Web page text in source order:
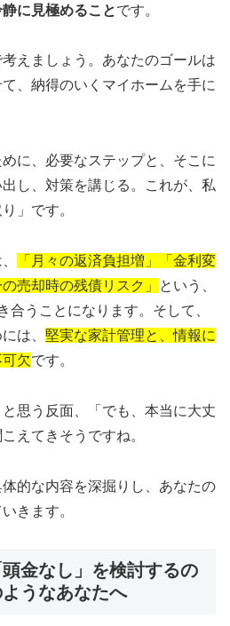
に見極めることです。
考えましょう。あなたのゴールは
て、納得のいくマイホームを手に
に、必要なステップと、そこに
し、対策を講じる。これが、私
」です。
「月々の返済負担増」「金利変
売却時の残債リスク」
という、
合うことになります。そして、
は、 堅実な家計管理と、情報に
欠です。
と思う反面、「でも、本当に大丈
えてきそうですね。
的な内容を深掘りし、あなたの
きます。
金なし」を検討するの
うなあなたへ